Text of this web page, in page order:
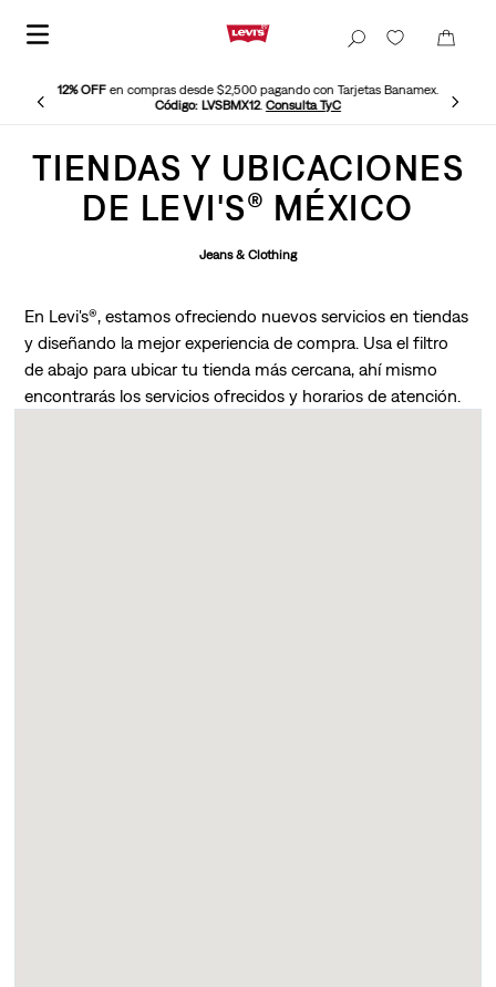
12% OFFen compras desde $2,500 pagando con Tarjetas Banamex.
Código: LVSBMX12. Consulta TyC
TIENDAS Y UBICACIONES
DE LEVI'S® MÉXICO
Jeans & Clothing
En Levi's®️, estamos ofreciendo nuevos servicios en tiendas
y diseñando la mejor experiencia de compra. Usa el filtro
de abajo para ubicar tu tienda más cercana, ahí mismo
encontrarás los servicios ofrecidos y horarios de atención.